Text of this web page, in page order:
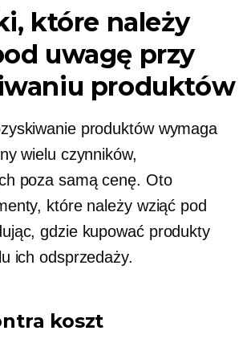
które należy
uwagę przy
produktów
produktów wymaga
wielu czynników,
poza samą cenę. Oto
które należy wziąć pod
gdzie kupować produkty
ich odsprzedaży.
koszt